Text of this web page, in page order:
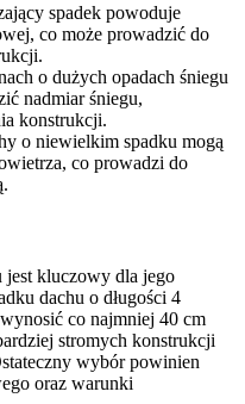
spadek powoduje
co może prowadzić do
o dużych opadach śniegu
nadmiar śniegu,
konstrukcji.
o niewielkim spadku mogą
co prowadzi do
jest kluczowy dla jego
dachu o długości 4
co najmniej 40 cm
stromych konstrukcji
wybór powinien
oraz warunki